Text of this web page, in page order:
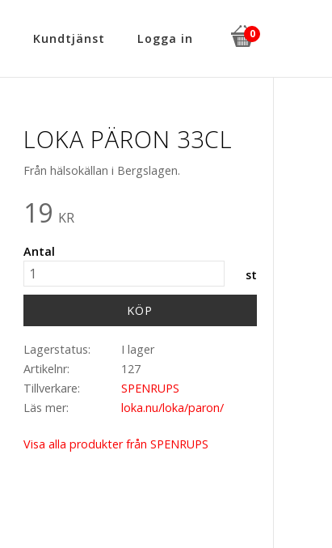
Kundtjänst Logga in
LOKA PÄRON 33CL
Från hälsokällan i Bergslagen.
19 KR
Antal
st
KÖP
Lagerstatus
I lager
Artikelnr
127
Tillverkare
SPENRUPS
Läs mer
loka.nu/loka/paron/
Visa alla produkter från SPENRUPS